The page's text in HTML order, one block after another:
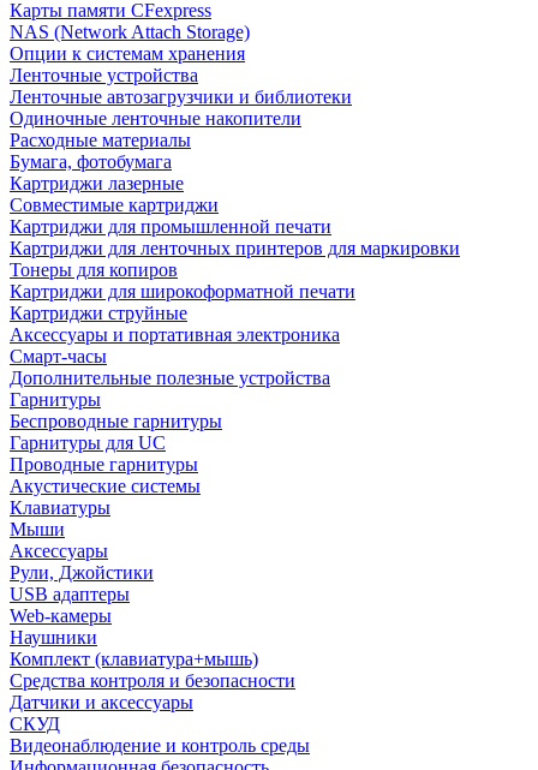
Карты памяти CFexpress
NAS (Network Attach Storage)
Опции к системам хранения
Ленточные устройства
Ленточные автозагрузчики и библиотеки
Одиночные ленточные накопители
Расходные материалы
Бумага, фотобумага
Картриджи лазерные
Совместимые картриджи
Картриджи для промышленной печати
Картриджи для ленточных принтеров для маркировки
Тонеры для копиров
Картриджи для широкоформатной печати
Картриджи струйные
Аксессуары и портативная электроника
Смарт-часы
Дополнительные полезные устройства
Гарнитуры
Беспроводные гарнитуры
Гарнитуры для UC
Проводные гарнитуры
Акустические системы
Клавиатуры
Мыши
Аксессуары
Рули, Джойстики
USB адаптеры
Web-камеры
Наушники
Комплект (клавиатура+мышь)
Средства контроля и безопасности
Датчики и аксессуары
СКУД
Видеонаблюдение и контроль среды